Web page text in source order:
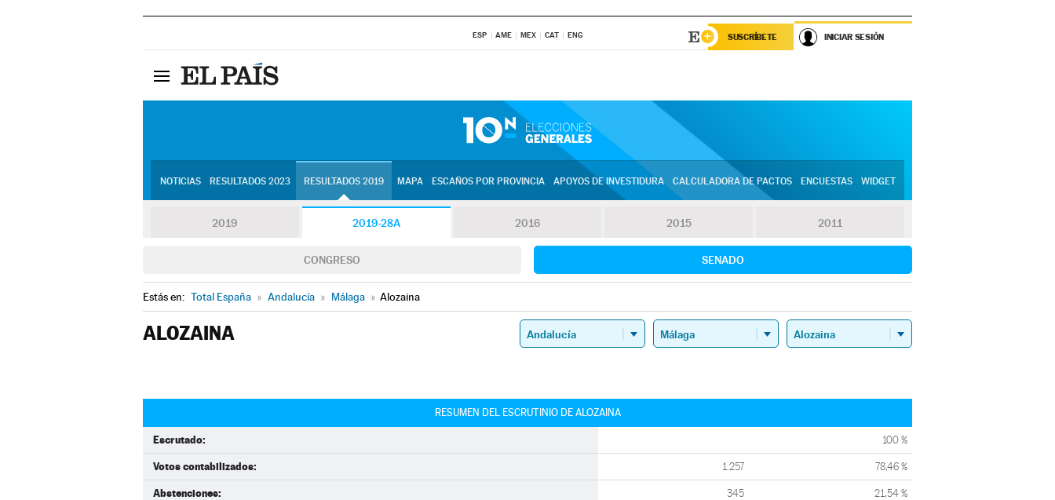
ESP AME MEX CAT ENG SUSCRÍBETE INICIAR SESIÓN
NOTICIAS RESULTADOS 2023 RESULTADOS 2019 MAPA ESCAÑOS POR PROVINCIA APOYOS DE INVESTIDURA CALCULADORA DE PACTOS ENCUESTAS WIDGET
2019 2019-28A 2016 2015 2011
CONGRESO SENADO
Estás en: Total España » Andalucía » Málaga » Alozaina
ALOZAINA
RESUMEN DEL ESCRUTINIO DE ALOZAINA
Escrutado: 100 %
Votos contabilizados: 1.257 78,46 %
Abstenciones: 345 21,54 %